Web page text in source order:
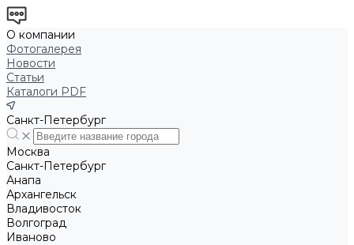
О компании
Фотогалерея
Новости
Статьи
Каталоги PDF
Санкт-Петербург
Москва
Санкт-Петербург
Анапа
Архангельск
Владивосток
Волгоград
Иваново